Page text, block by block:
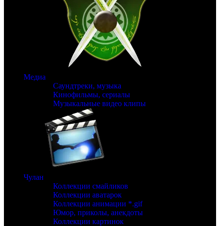
Медиа
Саундтреки, музыка
Кинофильмы, сериалы
Музыкальные видео клипы
Чулан
Коллекции смайликов
Коллекции аватарок
Коллекции анимации *.gif
Юмор, приколы, анекдоты
Коллекции картинок